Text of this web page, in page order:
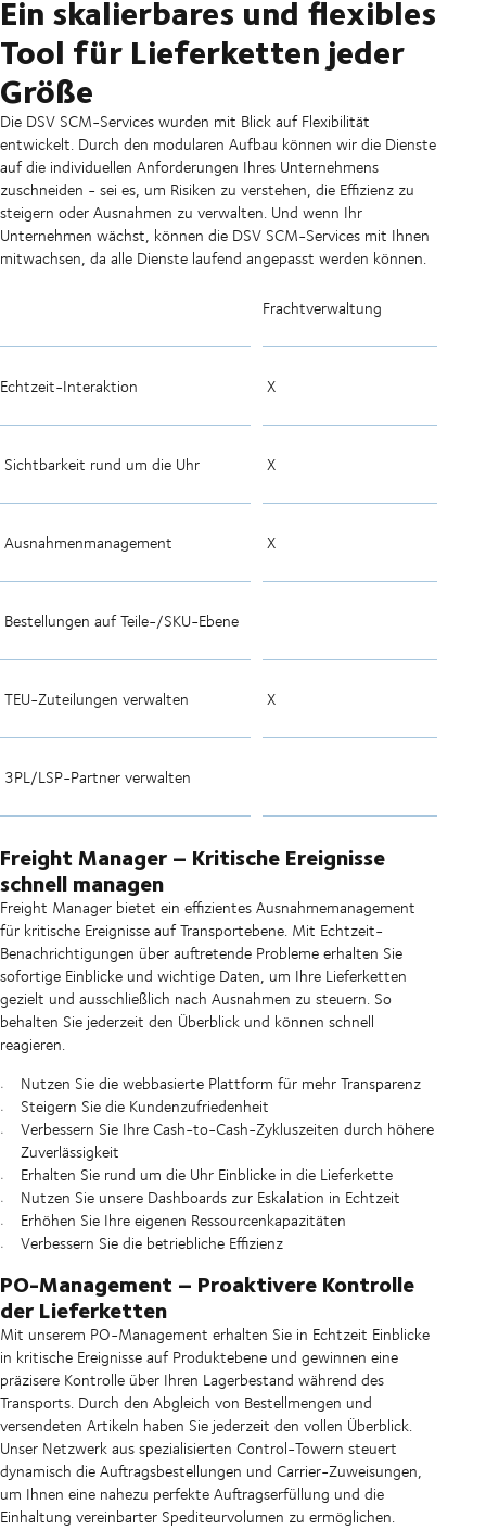
Ein skalierbares und flexibles
Tool für Lieferketten jeder
Größe
Die DSV SCM-Services wurden mit Blick auf Flexibilität
entwickelt. Durch den modularen Aufbau können wir die Dienste
auf die individuellen Anforderungen Ihres Unternehmens
zuschneiden - sei es, um Risiken zu verstehen, die Effizienz zu
steigern oder Ausnahmen zu verwalten. Und wenn Ihr
Unternehmen wächst, können die DSV SCM-Services mit Ihnen
mitwachsen, da alle Dienste laufend angepasst werden können.
Frachtverwaltung
Echtzeit-Interaktion X
Sichtbarkeit rund um die Uhr X
Ausnahmenmanagement X
Bestellungen auf Teile-/SKU-Ebene
TEU-Zuteilungen verwalten X
3PL/LSP-Partner verwalten
Freight Manager – Kritische Ereignisse
schnell managen
Freight Manager bietet ein effizientes Ausnahmemanagement
für kritische Ereignisse auf Transportebene. Mit Echtzeit-
Benachrichtigungen über auftretende Probleme erhalten Sie
sofortige Einblicke und wichtige Daten, um Ihre Lieferketten
gezielt und ausschließlich nach Ausnahmen zu steuern. So
behalten Sie jederzeit den Überblick und können schnell
reagieren.
Nutzen Sie die webbasierte Plattform für mehr Transparenz
Steigern Sie die Kundenzufriedenheit
Verbessern Sie Ihre Cash-to-Cash-Zykluszeiten durch höhere
Zuverlässigkeit
Erhalten Sie rund um die Uhr Einblicke in die Lieferkette
Nutzen Sie unsere Dashboards zur Eskalation in Echtzeit
Erhöhen Sie Ihre eigenen Ressourcenkapazitäten
Verbessern Sie die betriebliche Effizienz
PO-Management – Proaktivere Kontrolle
der Lieferketten
Mit unserem PO-Management erhalten Sie in Echtzeit Einblicke
in kritische Ereignisse auf Produktebene und gewinnen eine
präzisere Kontrolle über Ihren Lagerbestand während des
Transports. Durch den Abgleich von Bestellmengen und
versendeten Artikeln haben Sie jederzeit den vollen Überblick.
Unser Netzwerk aus spezialisierten Control-Towern steuert
dynamisch die Auftragsbestellungen und Carrier-Zuweisungen,
um Ihnen eine nahezu perfekte Auftragserfüllung und die
Einhaltung vereinbarter Spediteurvolumen zu ermöglichen.